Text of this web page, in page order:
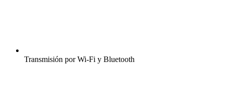
Transmisión por Wi-Fi y Bluetooth